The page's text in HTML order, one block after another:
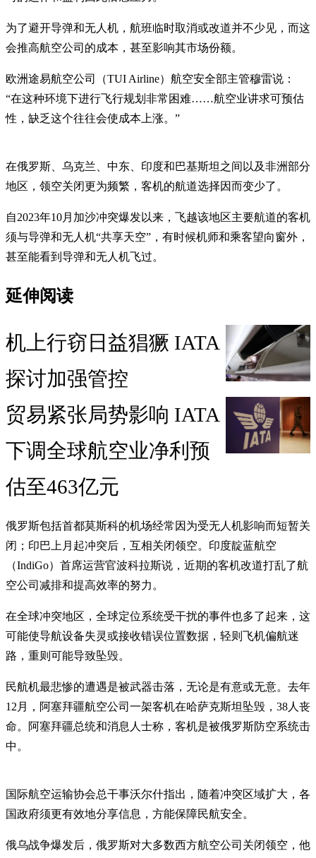
为了避开导弹和无人机，航班临时取消或改道并不少见，而这
会推高航空公司的成本，甚至影响其市场份额。
欧洲途易航空公司（TUI Airline）航空安全部主管穆雷说：
“在这种环境下进行飞行规划非常困难……航空业讲求可预估
性，缺乏这个往往会使成本上涨。”
在俄罗斯、乌克兰、中东、印度和巴基斯坦之间以及非洲部分
地区，领空关闭更为频繁，客机的航道选择因而变少了。
自2023年10月加沙冲突爆发以来，飞越该地区主要航道的客机
须与导弹和无人机“共享天空”，有时候机师和乘客望向窗外，
甚至能看到导弹和无人机飞过。
延伸阅读
机上行窃日益猖獗 IATA
探讨加强管控
贸易紧张局势影响 IATA
下调全球航空业净利预
估至463亿元
俄罗斯包括首都莫斯科的机场经常因为受无人机影响而短暂关
闭；印巴上月起冲突后，互相关闭领空。印度靛蓝航空
（IndiGo）首席运营官波科拉斯说，近期的客机改道打乱了航
空公司减排和提高效率的努力。
在全球冲突地区，全球定位系统受干扰的事件也多了起来，这
可能使导航设备失灵或接收错误位置数据，轻则飞机偏航迷
路，重则可能导致坠毁。
民航机最悲惨的遭遇是被武器击落，无论是有意或无意。去年
12月，阿塞拜疆航空公司一架客机在哈萨克斯坦坠毁，38人丧
命。阿塞拜疆总统和消息人士称，客机是被俄罗斯防空系统击
中。
国际航空运输协会总干事沃尔什指出，随着冲突区域扩大，各
国政府须更有效地分享信息，方能保障民航安全。
俄乌战争爆发后，俄罗斯对大多数西方航空公司关闭领空，他